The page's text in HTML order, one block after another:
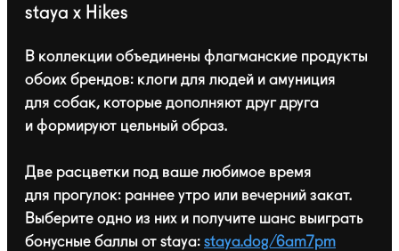
staya x Hikes
В коллекции объединены флагманские продукты
обоих брендов: клоги для людей и амуниция
для собак, которые дополняют друг друга
и формируют цельный образ.
Две расцветки под ваше любимое время
для прогулок: раннее утро или вечерний закат.
Выберите одно из них и получите шанс выиграть
бонусные баллы от staya: staya.dog/6am7pm